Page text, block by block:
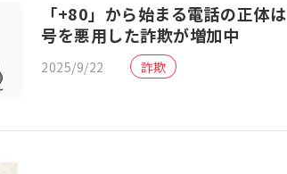
「+80」から始まる電話の正体
号を悪用した詐欺が増加中
2025/9/22 詐欺